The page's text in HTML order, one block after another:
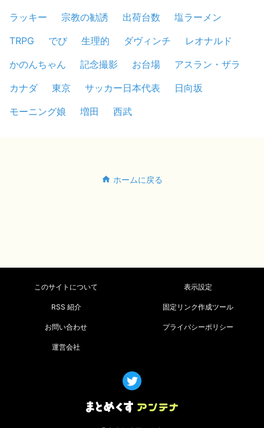
ラッキー
宗教の勧誘 出荷台数
塩ラーメン
TRPG
でび 生理的 ダヴィンチ
レオナルド
かのんちゃん
記念撮影 お台場
アスラン・ザラ
カナダ
東京 サッカー日本代表
日向坂
モーニング娘
増田 西武
ホームに戻る
このサイトについて 表示設定
RSS 紹介 固定リンク作成ツール
お問い合わせ プライバシーポリシー
運営会社